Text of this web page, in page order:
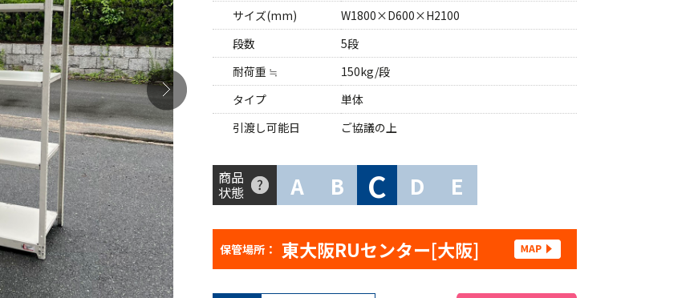
サイズ(mm)
W1800×D600×H2100
段数
5段
耐荷重 ≒
150kg/段
タイプ
単体
引渡し可能日
ご協議の上
商品
状態 A B C D E
保管場所： 東大阪RUセンター[大阪]